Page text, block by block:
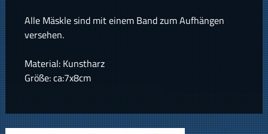
Alle Mäskle sind mit einem Band zum Aufhängen
versehen.
Material: Kunstharz
Größe: ca:7x8cm